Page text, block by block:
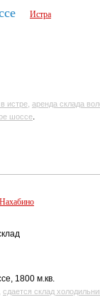
Истра
истре, аренда склада
шоссе.
Нахабино
1800 м.кв.
сдается склад